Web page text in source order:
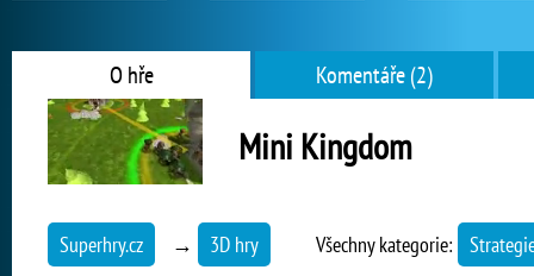
O hře Komentáře (2)
Mini Kingdom
Superhry.cz → 3D hry Všechny kategorie: